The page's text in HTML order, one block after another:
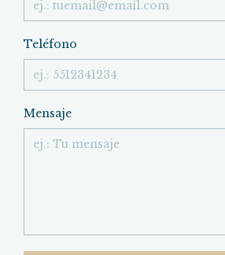
Teléfono
Mensaje